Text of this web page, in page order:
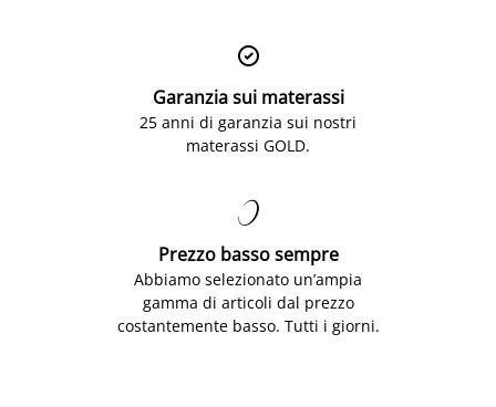

Garanzia sui materassi
25 anni di garanzia sui nostri
materassi GOLD.

Prezzo basso sempre
Abbiamo selezionato un’ampia
gamma di articoli dal prezzo
costantemente basso. Tutti i giorni.